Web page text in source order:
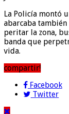
La Policía montó
abarcaba
peritar la zona,
banda que
vida.
compartir!
Facebook
Twitter